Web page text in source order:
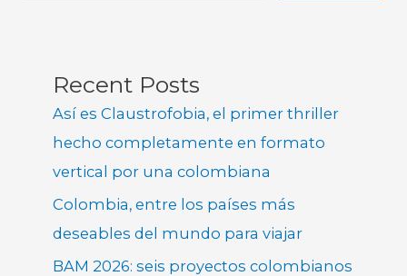
Recent Posts
Así es Claustrofobia, el primer thriller
hecho completamente en formato
vertical por una colombiana
Colombia, entre los países más
deseables del mundo para viajar
BAM 2026: seis proyectos colombianos